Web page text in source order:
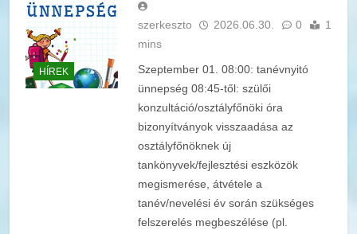
HÍREK
szerkeszto 2026.06.30. 0
1
mins
Szeptember 01. 08:00: tanévnyitó
ünnepség 08:45-től: szülői
konzultáció/osztályfőnöki óra
bizonyítványok visszaadása az
osztályfőnöknek új
tankönyvek/fejlesztési eszközök
megismerése, átvétele a
tanév/nevelési év során szükséges
felszerelés megbeszélése (pl.